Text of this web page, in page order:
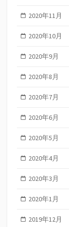
2020年11月
2020年10月
2020年9月
2020年8月
2020年7月
2020年6月
2020年5月
2020年4月
2020年3月
2020年1月
2019年12月